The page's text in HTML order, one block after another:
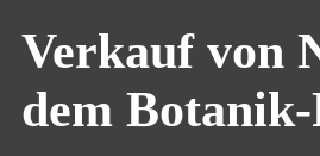
Verkauf von
dem